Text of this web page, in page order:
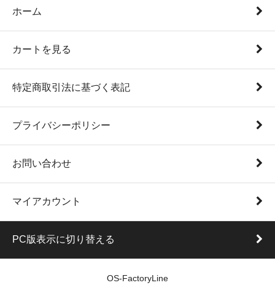
ホーム
カートを見る
特定商取引法に基づく表記
プライバシーポリシー
お問い合わせ
マイアカウント
PC版表示に切り替える
OS-FactoryLine